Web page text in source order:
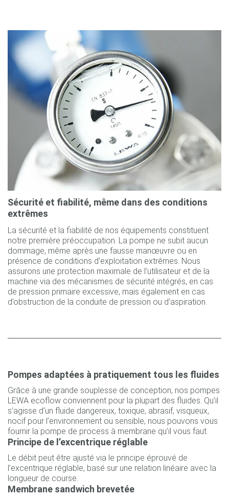
Sécurité et fiabilité, même dans des conditions
extrêmes
La sécurité et la fiabilité de nos équipements constituent
notre première préoccupation. La pompe ne subit aucun
dommage, même après une fausse manœuvre ou en
présence de conditions d’exploitation extrêmes. Nous
assurons une protection maximale de l’utilisateur et de la
machine via des mécanismes de sécurité intégrés, en cas
de pression primaire excessive, mais également en cas
d’obstruction de la conduite de pression ou d’aspiration.
Pompes adaptées à pratiquement tous les fluides
Grâce à une grande souplesse de conception, nos pompes
LEWA ecoflow conviennent pour la plupart des fluides. Qu’il
s’agisse d’un fluide dangereux, toxique, abrasif, visqueux,
nocif pour l’environnement ou sensible, nous pouvons vous
fournir la pompe de process à membrane qu’il vous faut.
Principe de l’excentrique réglable
Le débit peut être ajusté via le principe éprouvé de
l’excentrique réglable, basé sur une relation linéaire avec la
longueur de course.
Membrane sandwich brevetée